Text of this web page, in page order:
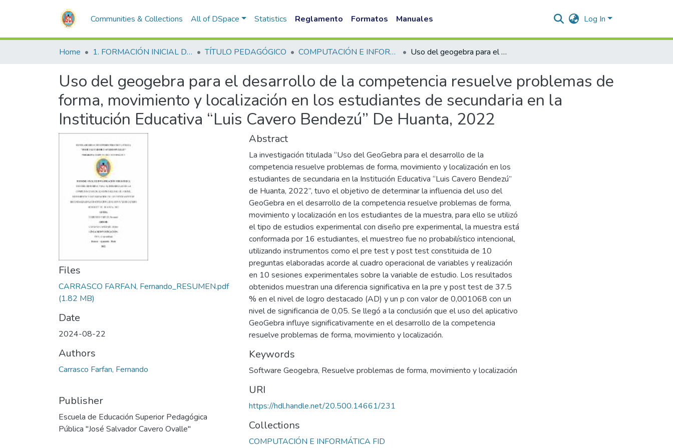
Communities & Collections All of DSpace Statistics Reglamento Formatos Manuales Log In
Home 1. FORMACIÓN INICIAL DOCENTE TÍTULO PEDAGÓGICO COMPUTACIÓN E INFORMÁTICA FID Uso del geogebra para el desarrollo de la competencia resuelve problemas de forma, movimiento y localización en los estudiantes de secundaria en la Institución Educativa “Luis Cavero Bendezú” De Huanta, 2022
Uso del geogebra para el desarrollo de la competencia resuelve problemas de
forma, movimiento y localización en los estudiantes de secundaria en la
Institución Educativa “Luis Cavero Bendezú” De Huanta, 2022
Files
CARRASCO FARFAN, Fernando_RESUMEN.pdf
(1.82 MB)
Date
2024-08-22
Authors
Carrasco Farfan, Fernando
Publisher
Escuela de Educación Superior Pedagógica
Pública "José Salvador Cavero Ovalle"
Abstract
La investigación titulada “Uso del GeoGebra para el desarrollo de la
competencia resuelve problemas de forma, movimiento y localización en los
estudiantes de secundaria en la Institución Educativa “Luis Cavero Bendezú”
de Huanta, 2022”, tuvo el objetivo de determinar la influencia del uso del
GeoGebra en el desarrollo de la competencia resuelve problemas de forma,
movimiento y localización en los estudiantes de la muestra, para ello se utilizó
el tipo de estudios experimental con diseño pre experimental, la muestra está
conformada por 16 estudiantes, el muestreo fue no probabilístico intencional,
utilizando instrumentos como el pre test y post test constituida de 10
preguntas elaboradas acorde al cuadro operacional de variables y realización
en 10 sesiones experimentales sobre la variable de estudio. Los resultados
obtenidos muestran una diferencia significativa en la pre y post test de 37.5
% en el nivel de logro destacado (AD) y un p con valor de 0,001068 con un
nivel de significancia de 0,05. Se llegó a la conclusión que el uso del aplicativo
GeoGebra influye significativamente en el desarrollo de la competencia
resuelve problemas de forma, movimiento y localización.
Keywords
Software Geogebra, Resuelve problemas de forma, movimiento y localización
URI
https://hdl.handle.net/20.500.14661/231
Collections
COMPUTACIÓN E INFORMÁTICA FID